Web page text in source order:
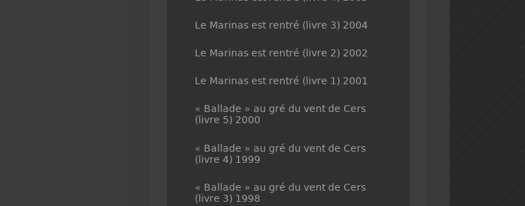
Le Marinas est rentré (livre 3) 2004
Le Marinas est rentré (livre 2) 2002
Le Marinas est rentré (livre 1) 2001
« Ballade » au gré du vent de Cers
(livre 5) 2000
« Ballade » au gré du vent de Cers
(livre 4) 1999
« Ballade » au gré du vent de Cers
(livre 3) 1998